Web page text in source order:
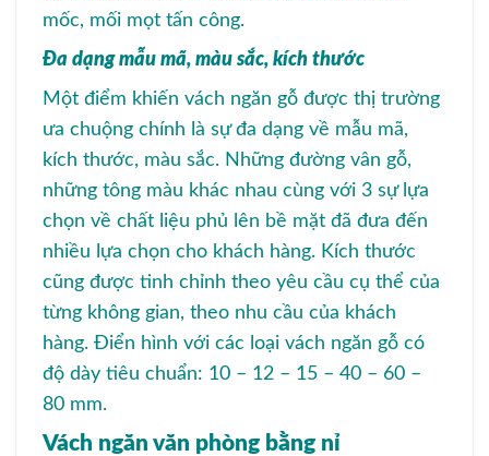
mốc, mối mọt tấn công.
Đa dạng mẫu mã, màu sắc, kích thước
Một điểm khiến vách ngăn gỗ được thị trường
ưa chuộng chính là sự đa dạng về mẫu mã,
kích thước, màu sắc. Những đường vân gỗ,
những tông màu khác nhau cùng với 3 sự lựa
chọn về chất liệu phủ lên bề mặt đã đưa đến
nhiều lựa chọn cho khách hàng. Kích thước
cũng được tinh chỉnh theo yêu cầu cụ thể của
từng không gian, theo nhu cầu của khách
hàng. Điển hình với các loại vách ngăn gỗ có
độ dày tiêu chuẩn: 10 – 12 – 15 – 40 – 60 –
80 mm.
Vách ngăn văn phòng bằng nỉ